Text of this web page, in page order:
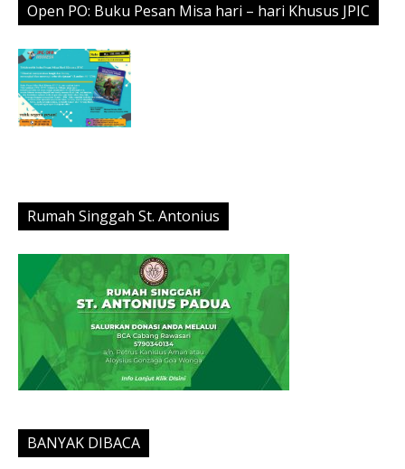
Open PO: Buku Pesan Misa hari – hari Khusus JPIC
Rumah Singgah St. Antonius
BANYAK DIBACA